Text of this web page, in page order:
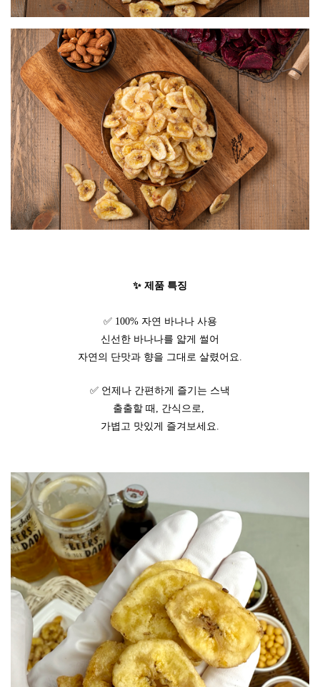
✨ 제품 특징
✅ 100% 자연 바나나 사용
신선한 바나나를 얇게 썰어
자연의 단맛과 향을 그대로 살렸어요.
✅ 언제나 간편하게 즐기는 스낵
출출할 때, 간식으로,
가볍고 맛있게 즐겨보세요.